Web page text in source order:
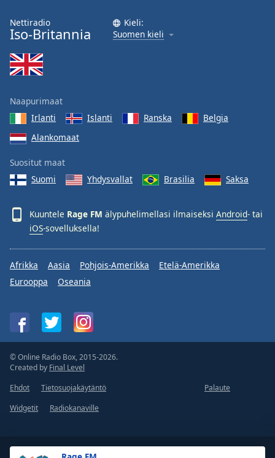
Nettiradio
Iso-Britannia
Kieli:
Suomen kieli
Naapurimaat
Irlanti
Islanti Ranska
Belgia
Alankomaat
Suositut maat
Suomi
Yhdysvallat Brasilia Saksa
Kuuntele Rage FM älypuhelimellasi ilmaiseksi Android- tai
iOS-sovelluksella!
Afrikka Aasia Pohjois-Amerikka
Etelä-Amerikka
Eurooppa
Oseania
© Online Radio Box, 2015-2026.
Created by Final Level
Ehdot
Tietosuojakäytäntö
Palaute
Widgetit
Radiokanaville